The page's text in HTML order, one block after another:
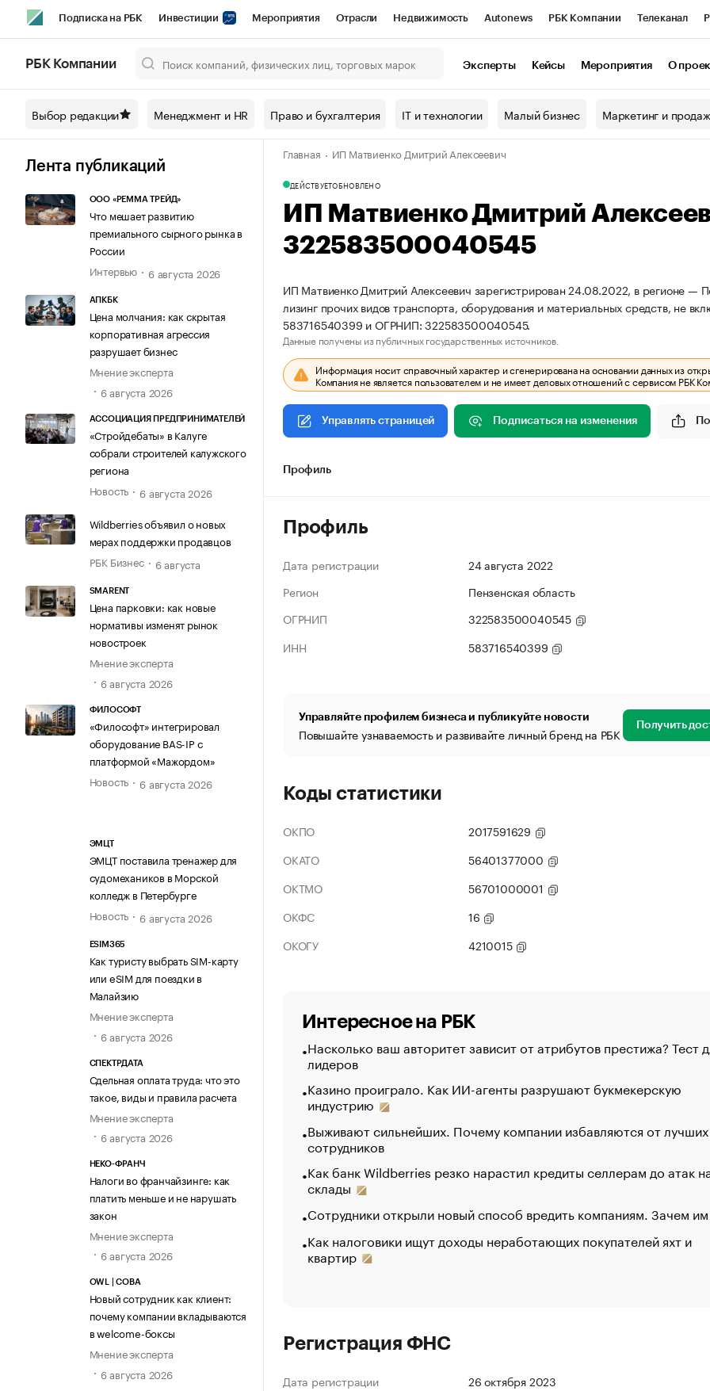
Подписка на РБК Инвестиции Мероприятия Отрасли Недвижимость Autonews РБК Компании Телеканал
Спецпроекты СПб Конференции СПб Спецпроекты Проверка контрагентов
Технологии и медиа Рынок наличной валюты
РБК Компании Эксперты Кейсы Мероприятия О
Выбор редакции Менеджмент и HR Право и бухгалтерия IT и технологии Малый бизнес Маркетинг и
Лента публикаций
ООО «РЕММА ТРЕЙД»
Что мешает развитию
премиального сырного рынка в
России
Интервью
6 августа 2026
АПКБК
Цена молчания: как скрытая
корпоративная агрессия
разрушает бизнес
Мнение эксперта
6 августа 2026
АССОЦИАЦИЯ ПРЕДПРИНИМАТЕЛЕЙ
«Стройдебаты» в Калуге
собрали строителей калужского
региона
Новость
6 августа 2026
Wildberries объявил о новых
мерах поддержки продавцов
РБК Бизнес
6 августа
SMARENT
Цена парковки: как новые
нормативы изменят рынок
новостроек
Мнение эксперта
6 августа 2026
ФИЛОСОФТ
«Философт» интегрировал
оборудование BAS-IP с
платформой «Мажордом»
Новость
6 августа 2026
ЭМЦТ
ЭМЦТ поставила тренажер для
судомехаников в Морской
колледж в Петербурге
Новость
6 августа 2026
ESIM365
Как туристу выбрать SIM-карту
или eSIM для поездки в
Малайзию
Мнение эксперта
6 августа 2026
СПЕКТРДАТА
Сдельная оплата труда: что это
такое, виды и правила расчета
Мнение эксперта
6 августа 2026
НЕКО-ФРАНЧ
Налоги во франчайзинге: как
платить меньше и не нарушать
закон
Мнение эксперта
6 августа 2026
OWL | СОВА
Новый сотрудник как клиент:
почему компании вкладываются
в welcome-боксы
Мнение эксперта
6 августа 2026
Главная ИП Матвиенко Дмитрий Алексеевич
ДЕЙСТВУЕТОБНОВЛЕНО
ИП Матвиенко Дмитрий
322583500040545
ИП Матвиенко Дмитрий Алексеевич зарегистрирован 24.08.2022, в регионе —
лизинг прочих видов транспорта, оборудования и материальных средств, не
583716540399 и ОГРНИП: 322583500040545.
Данные получены из публичных государственных источников.
Информация носит справочный характер и сгенерирована на основании данных из
Компания не является пользователем и не имеет деловых отношений с сервисом РБК
Управлять страницей Подписаться на изменения
Профиль
Профиль
Дата регистрации
24 августа 2022
Регион
Пензенская область
ОГРНИП
322583500040545
ИНН
583716540399
Управляйте профилем бизнеса и публикуйте новости
Повышайте узнаваемость и развивайте личный бренд на РБК Получить
Коды статистики
ОКПО
2017591629
ОКАТО
56401377000
ОКТМО
56701000001
ОКФС
16
ОКОГУ
4210015
Интересное на РБК
Насколько ваш авторитет зависит от атрибутов престижа? Тест
лидеров
Казино проиграло. Как ИИ-агенты разрушают букмекерскую
индустрию
Выживают сильнейших. Почему компании избавляются от лучших
сотрудников
Как банк Wildberries резко нарастил кредиты селлерам до атак
склады
Сотрудники открыли новый способ вредить компаниям. Зачем
Как налоговики ищут доходы неработающих покупателей яхт и
квартир
Регистрация ФНС
Дата регистрации
26 октября 2023